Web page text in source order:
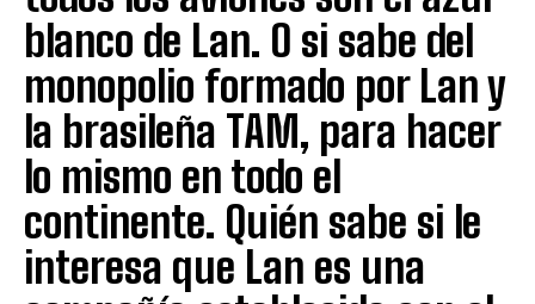
blanco de Lan. O si sabe del
monopolio formado por Lan y
la brasileña TAM, para hacer
lo mismo en todo el
continente. Quién sabe si le
interesa que Lan es una